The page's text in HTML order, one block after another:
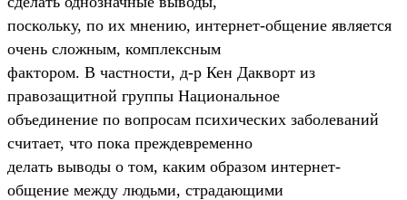
поскольку, по их мнению, интернет-общение является
очень сложным, комплексным
фактором. В частности, д-р Кен Дакворт из
правозащитной группы Национальное
объединение по вопросам психических заболеваний
считает, что пока преждевременно
делать выводы о том, каким образом интернет-
общение между людьми, страдающими